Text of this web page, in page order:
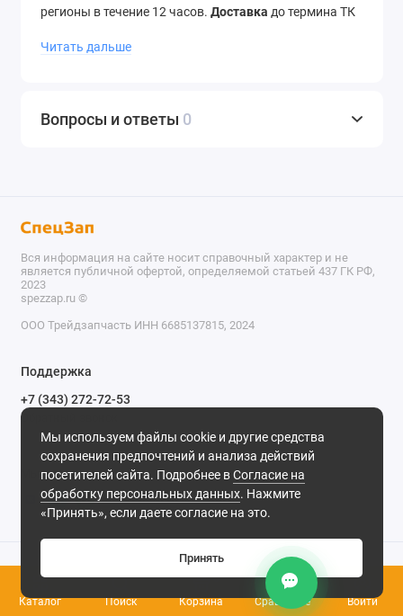
Каталог Поиск Корзина
0
Сравнение
Войти
регионы в течение 12 часов. Доставка до термина ТК
ближнего зарубежья.
Читать дальше
Вопросы и ответы 0
Мы используем файлы cookie и другие средства
сохранения предпочтений и анализа действий
посетителей сайта. Подробнее вСогласие на
обработку персональных данных. Нажмите
«Принять», если даете согласие на это.
Принять
Вся информация на сайте носит справочный характер и не
является публичной офертой, определяемой статьей 437 ГК РФ,
2023
spezzap.ru ©️
ООО Трейдзапчасть ИНН 6685137815, 2024
Поддержка
+7 (343) 272-72-53
Обратный звонок
620030, г. Екатеринбург, ул. Карьерная, д. 14, оф. 14.
Мы в сети